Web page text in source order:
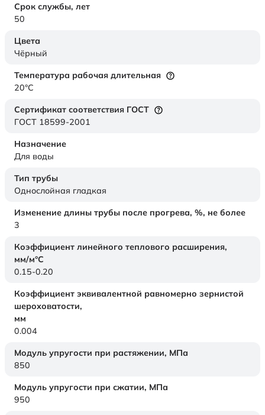
Срок службы, лет
50
Цвета
Чёрный
Температура рабочая длительная
20°C
Сертификат соответствия ГОСТ
ГОСТ 18599-2001
Назначение
Для воды
Тип трубы
Однослойная гладкая
Изменение длины трубы после прогрева, %, не более
3
Коэффициент линейного теплового расширения,
мм/м°С
0.15-0.20
Коэффициент эквивалентной равномерно зернистой
шероховатости,
мм
0.004
Модуль упругости при растяжении, МПа
850
Модуль упругости при сжатии, МПа
950